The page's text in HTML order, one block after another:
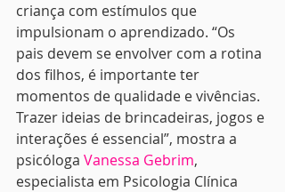
criança com estímulos que
impulsionam o aprendizado. “Os
pais devem se envolver com a rotina
dos filhos, é importante ter
momentos de qualidade e vivências.
Trazer ideias de brincadeiras, jogos e
interações é essencial”, mostra a
psicóloga Vanessa Gebrim,
especialista em Psicologia Clínica